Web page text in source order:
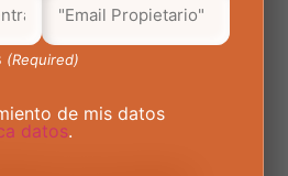
(Required)
de mis datos
datos.